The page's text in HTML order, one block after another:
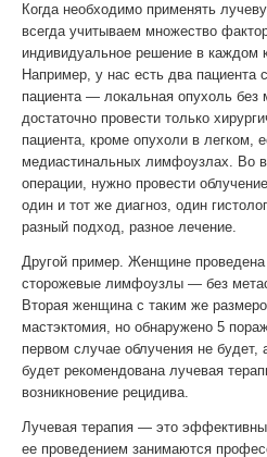
Когда необходимо применять
всегда учитываем множество
индивидуальное решение в каждом
Например, у нас есть два пациента
пациента — локальная опухоль без
достаточно провести только
пациента, кроме опухоли в легком,
медиастинальных лимфоузлах. Во
операции, нужно провести
один и тот же диагноз, один
разный подход, разное лечение.
Другой пример. Женщине
сторожевые лимфоузлы — без
Вторая женщина с таким же
мастэктомия, но обнаружено 5
первом случае облучения не будет,
будет рекомендована лучевая
возникновение рецидива.
Лучевая терапия — это
ее проведением занимаются